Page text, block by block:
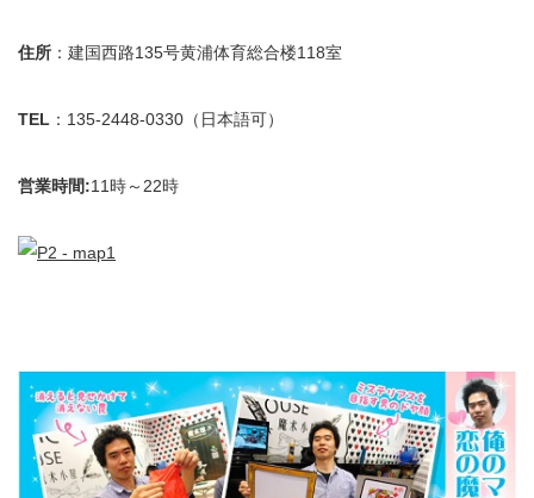
住所 ：建国西路135号黄浦体育総合楼118室
TEL ：135-2448-0330（日本語可）
営業時間:11時～22時